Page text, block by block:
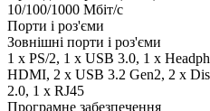
10/100/1000 Мбіт/с
Порти і роз'єми
Зовнішні порти і роз'єми
1 x PS/2, 1 x USB 3.0, 1 x
HDMI, 2 x USB 3.2 Gen2, 2 х
2.0, 1 x RJ45
Програмне забезпечення